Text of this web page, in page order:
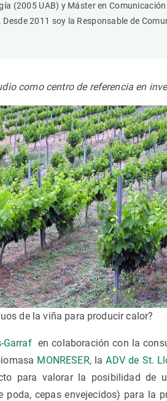
(2005 UAB) y Máster en
2011 soy la Responsable de
como centro de referencia en
de la viña para producir calor?
Garraf en colaboración con la
MONRESER, laADV de St.
para valorar la posibilidad
poda, cepas envejecidos) para la